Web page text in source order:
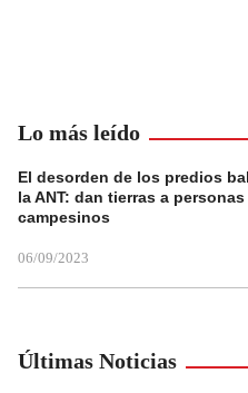
Lo más leído
El desorden de los predios
la ANT: dan tierras a
campesinos
06/09/2023
Últimas Noticias